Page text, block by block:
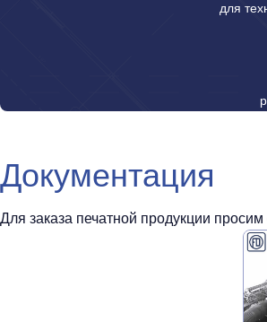
для
Документация
Для заказа печатной продукции